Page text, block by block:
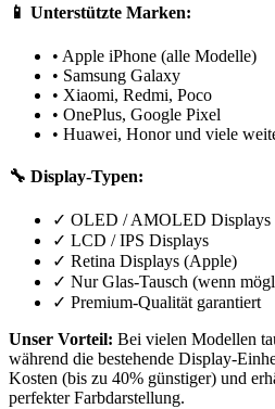
📱 Unterstützte Marken:
• Apple iPhone (alle Modelle)
• Samsung Galaxy
• Xiaomi, Redmi, Poco
• OnePlus, Google Pixel
• Huawei, Honor und viele
🔧 Display-Typen:
✓ OLED / AMOLED Displays
✓ LCD / IPS Displays
✓ Retina Displays (Apple)
✓ Nur Glas-Tausch (wenn
✓ Premium-Qualität garantiert
Unser Vorteil: Bei vielen Modellen
während die bestehende Display-
Kosten (bis zu 40% günstiger) und
perfekter Farbdarstellung.